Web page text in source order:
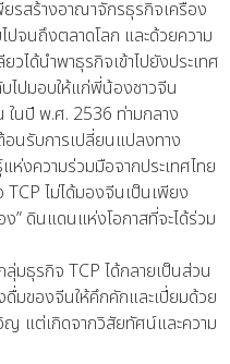
ยรสร้างอาณาจักรธุรกิจเครื่อง
ปจนถึงตลาดโลก และด้วยความ
ด้นำพาธุรกิจเข้าไปยังประเทศ
ไปมอบให้แก่พี่น้องชาวจีน
นปี พ.ศ. 2536 ท่ามกลาง
อนรับการเปลี่ยนแปลงทาง
งความร่วมมือจากประเทศไทย
ไม่ได้มองจีนเป็นเพียง
” ดินแดนแห่งโอกาสที่จะได้ร่วม
มธุรกิจ TCP ได้กลายเป็นส่วน
มของจีนให้คึกคักและเปี่ยมด้วย
ญ แต่เกิดจากวิสัยทัศน์และความ